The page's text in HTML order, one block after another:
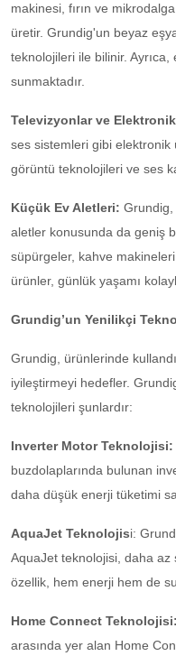
makinesi, fırın ve
üretir. Grundig'un beyaz
teknolojileri ile bilinir.
sunmaktadır.
Televizyonlar ve
ses sistemleri gibi elektronik
görüntü teknolojileri ve ses
Küçük Ev Aletleri: Grundig,
aletler konusunda da geniş
süpürgeler, kahve
ürünler, günlük yaşamı
Grundig’un Yenilikçi
Grundig, ürünlerinde
iyileştirmeyi hedefler.
teknolojileri şunlardır:
Inverter Motor Teknolojisi:
buzdolaplarında bulunan
daha düşük enerji tüketimi
AquaJet Teknolojisi:
AquaJet teknolojisi, daha az
özellik, hem enerji hem de
Home Connect Teknolojisi:
arasında yer alan Home